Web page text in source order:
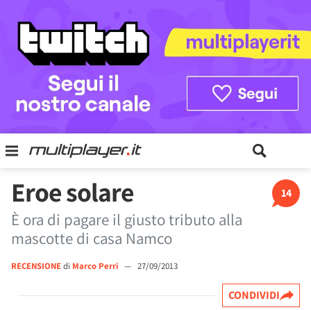
14
Eroe solare
È ora di pagare il giusto tributo alla
mascotte di casa Namco
RECENSIONEdi Marco Perri — 27/09/2013
CONDIVIDI